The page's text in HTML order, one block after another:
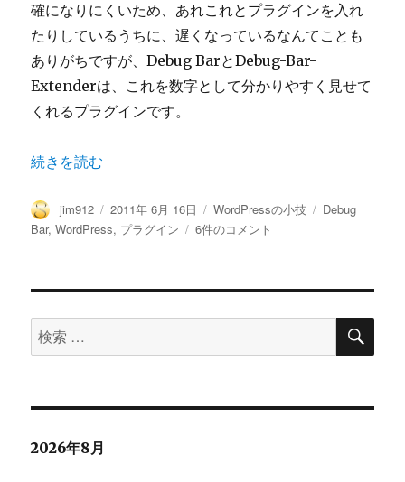
確になりにくいため、あれこれとプラグインを入れ
たりしているうちに、遅くなっているなんてことも
ありがちですが、Debug BarとDebug-Bar-
Extenderは、これを数字として分かりやすく見せて
くれるプラグインです。
“Debug BarとDebug-Bar-ExtenderでWordPressのパ
続きを読む
投
稿
jim912
投
稿
2011年 6月 16日
カ
テ
WordPressの小技
タ
Debug
Bar,WordPress, プラグイン
Debug
Debug-
Extender
WordPress
6件のコメント
検
索
象:
検
2026年8月